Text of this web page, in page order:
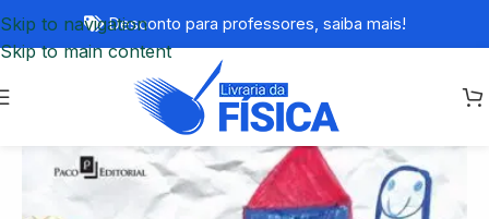
Skip to navigation
Skip to main content
Desconto para professores, saiba mais!